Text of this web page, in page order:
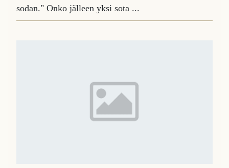
sodan." Onko jälleen yksi sota ...